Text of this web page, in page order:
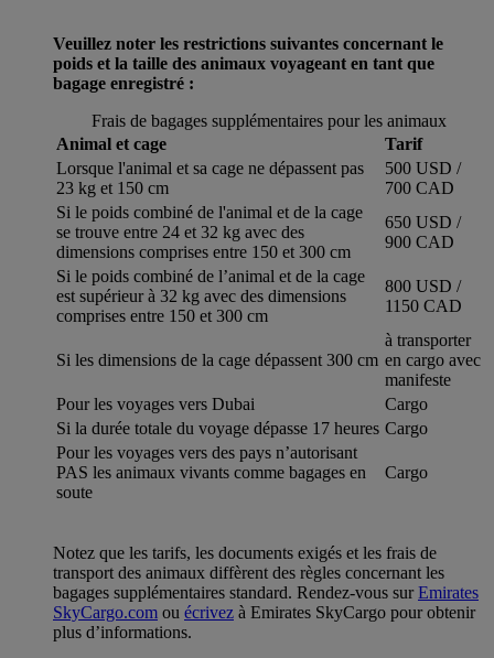
Veuillez noter les restrictions suivantes concernant le
poids et la taille des animaux voyageant en tant que
bagage enregistré :
Frais de bagages supplémentaires pour les animaux
Animal et cage
Tarif
Lorsque l'animal et sa cage ne dépassent pas
23 kg et 150 cm
500 USD /
700 CAD
Si le poids combiné de l'animal et de la cage
se trouve entre 24 et 32 kg avec des
dimensions comprises entre 150 et 300 cm
650 USD /
900 CAD
Si le poids combiné de l’animal et de la cage
est supérieur à 32 kg avec des dimensions
comprises entre 150 et 300 cm
800 USD /
1150 CAD
Si les dimensions de la cage dépassent 300 cm
à transporter
en cargo avec
manifeste
Pour les voyages vers Dubai
Cargo
Si la durée totale du voyage dépasse 17 heures Cargo
Pour les voyages vers des pays n’autorisant
PAS les animaux vivants comme bagages en
soute
Cargo
Notez que les tarifs, les documents exigés et les frais de
transport des animaux diffèrent des règles concernant les
bagages supplémentaires standard. Rendez-vous surEmirates
SkyCargo.com ou écrivez à Emirates SkyCargo pour obtenir
plus d’informations.